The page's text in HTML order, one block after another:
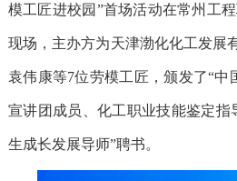
模工匠进校园”首场活动在常州工
现场，主办方为天津渤化化工发展
袁伟康等7位劳模工匠，颁发了“中
宣讲团成员、化工职业技能鉴定指
生成长发展导师”聘书。